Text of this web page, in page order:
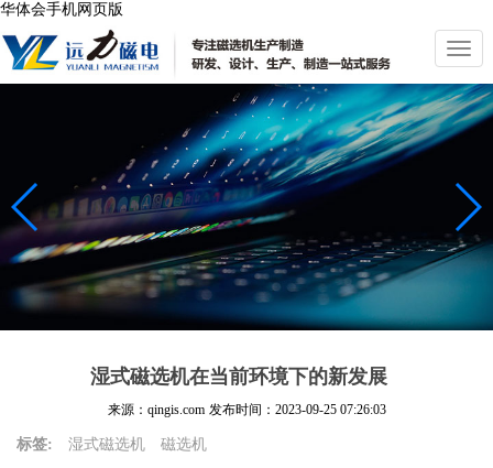
华体会手机网页版
切
换
导
航
湿式磁选机在当前环境下的新发展
来源：qingis.com 发布时间： 2023-09-25 07:26:03
标签: 湿式磁选机 磁选机